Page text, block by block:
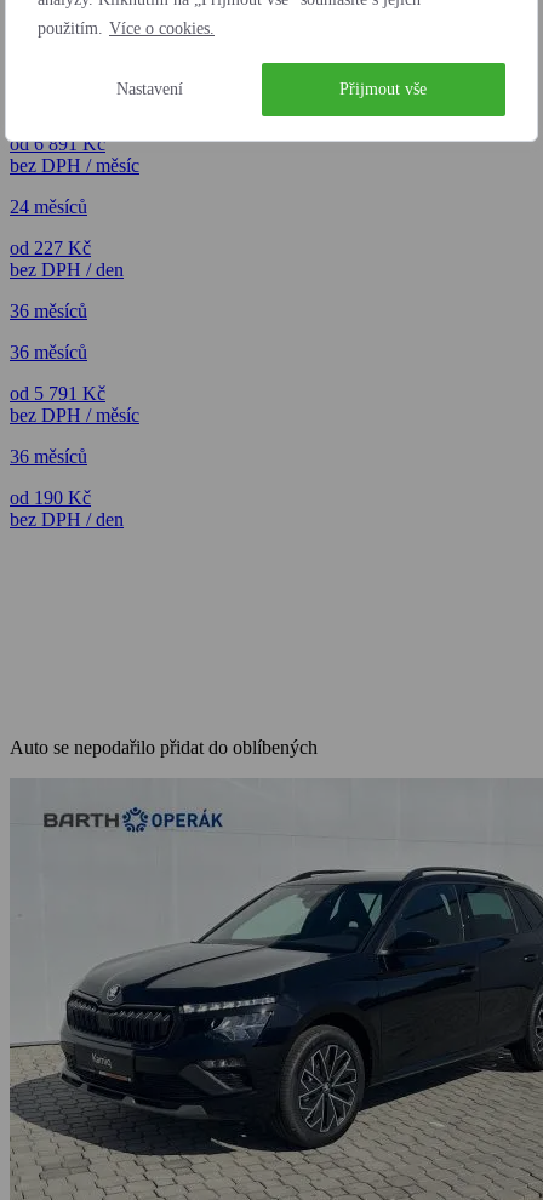
použitím. Více o cookies.
Nastavení Přijmout vše
od 6 891 Kč
bez DPH / měsíc
24 měsíců
od 227 Kč
bez DPH / den
36 měsíců
36 měsíců
od 5 791 Kč
bez DPH / měsíc
36 měsíců
od 190 Kč
bez DPH / den
Auto se nepodařilo přidat do oblíbených